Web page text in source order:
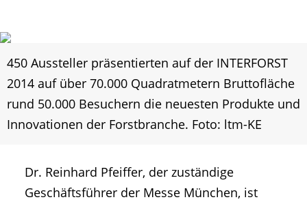
450 Aussteller präsentierten auf der INTERFORST
2014 auf über 70.000 Quadratmetern Bruttofläche
rund 50.000 Besuchern die neuesten Produkte und
Innovationen der Forstbranche. Foto: ltm-KE
Dr. Reinhard Pfeiffer, der zuständige
Geschäftsführer der Messe München, ist